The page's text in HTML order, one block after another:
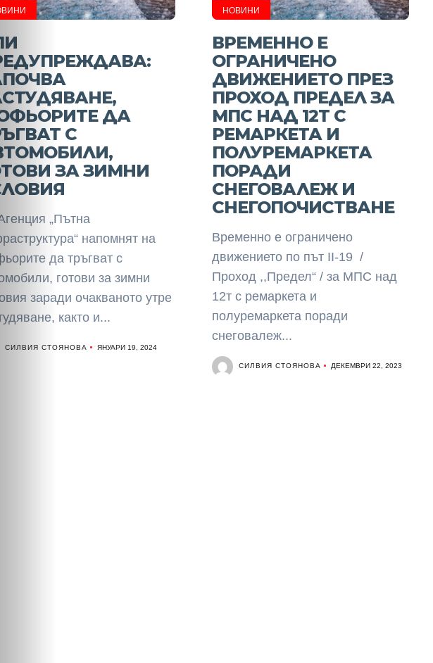
ДА
С
ЗА ЗИМНИ
„Пътна
напомнят на
да тръгват с
готови за зимни
заради очакваното утре
както и...
СИЛВИЯ СТОЯНОВА ЯНУАРИ 19, 2024
НОВИНИ
ВРЕМЕННО E
ОГРАНИЧЕНО
ДВИЖЕНИЕТО ПРЕЗ
ПРОХОД ПРЕДЕЛ ЗА
МПС НАД 12Т С
РЕМАРКЕТА И
ПОЛУРЕМАРКЕТА
ПОРАДИ
СНЕГОВАЛЕЖ И
СНЕГОПОЧИСТВАНЕ
Временно e ограничено
движението по път II-19 /
Проход ,,Предел“ / за МПС над
12т с ремаркета и
полуремаркета поради
снеговалеж...
СИЛВИЯ СТОЯНОВА ДЕКЕМВРИ 22, 2023